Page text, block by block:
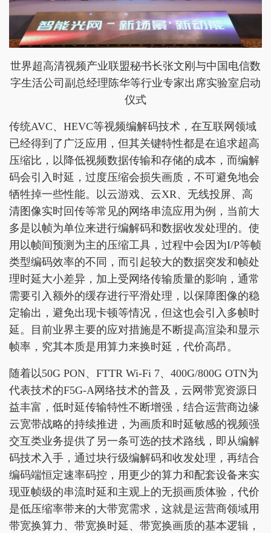
世界超高清视频产业联盟秘书长张文刚与中国电信数
字生活公司副总经理陈华等行业专家出席实验室启动
仪式
传统AVC、HEVC等视频编解码技术，在互联网领域
已经得到了广泛应用，但其关键特性都是在追求超高
压缩比，以降低视频数据传输和存储的成本，而编解
码会引入时延，过度压缩会损失画质，不可避免地会
牺牲掉一些性能。以云游戏、云XR、无线投屏、高
清图像实时回传等常见的网络串流应用为例，当前大
多是以帧为单位来进行编解码和数据收发处理的。使
用以帧间预测为主的压缩工具，过程中会因为I/P等帧
类型编码效率的不同，而引起较大的数据突发和帧处
理时延大小差异，加上受网络传输质量的影响，通常
需要引入额外的缓存进行平滑处理，以保障图像的稳
定输出，避免出现卡顿等情况，但这也会引入多帧时
延。目前业界主要的应对措施是不断提高渲染和显示
帧率，究其本质是用算力来换时延，代价高昂。
随着以50G PON、FTTR Wi-Fi 7、400G/800G OTN为
代表技术的F5G-A网络技术的普及，云网带宽资源日
益丰富，低时延传输特性不断增强，结合运营商边缘
云宽带战略的持续推进，为画质和时延敏感的视频强
交互类业务提供了另一条可选的技术路线，即从编解
码技术入手，通过块行级编解码和收发处理，再结合
编码端恒定速率码控，用更少的算力和配套设备来实
现亚帧级的串流时延和主观上的无损画质体验，代价
是低压缩率带来的大带宽需求，这就是运营商领域用
带宽换算力、带宽换时延、带宽换画质的基本逻辑，